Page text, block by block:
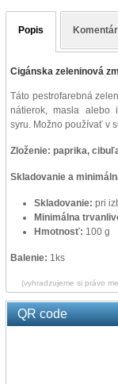
Popis
Cigánska zeleninová
Táto pestrofarebná
nátierok, masla alebo
syru. Možno používať v
Zloženie: paprika,
Skladovanie a
Skladovanie: pri
Minimálna
Hmotnosť: 100 g
Balenie: 1ks
(vyhradzujeme si právo
QR code